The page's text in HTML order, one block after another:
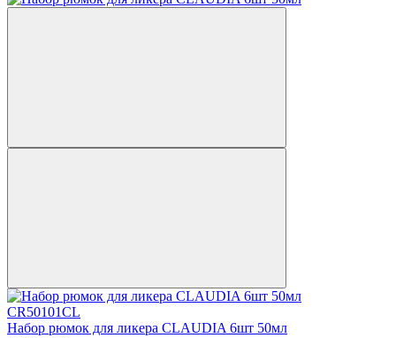
CR50101CL
Набор рюмок для ликера CLAUDIA 6шт 50мл